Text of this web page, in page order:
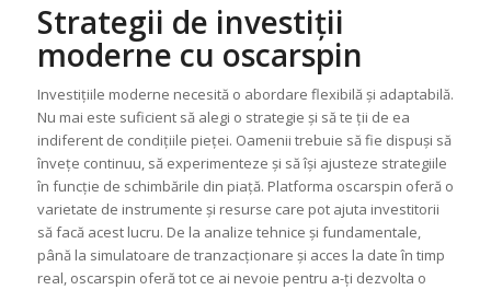
Strategii de investiții
moderne cu oscarspin
Investițiile moderne necesită o abordare flexibilă și adaptabilă.
Nu mai este suficient să alegi o strategie și să te ții de ea
indiferent de condițiile pieței. Oamenii trebuie să fie dispuși să
învețe continuu, să experimenteze și să își ajusteze strategiile
în funcție de schimbările din piață. Platforma oscarspin oferă o
varietate de instrumente și resurse care pot ajuta investitorii
să facă acest lucru. De la analize tehnice și fundamentale,
până la simulatoare de tranzacționare și acces la date în timp
real, oscarspin oferă tot ce ai nevoie pentru a-ți dezvolta o